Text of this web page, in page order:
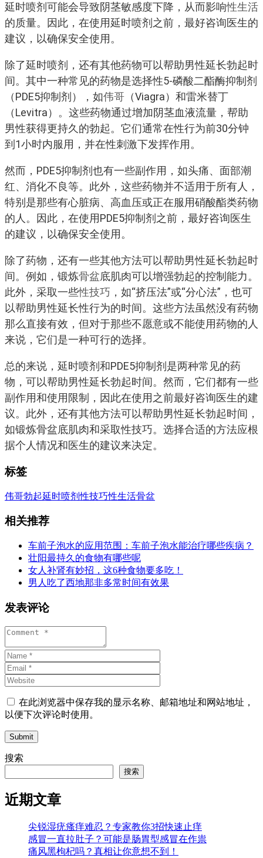
延时喷剂可能会导致阴茎敏感度下降，从而影响性生活
的质量。因此，在使用延时喷剂之前，最好咨询医生的
建议，以确保安全使用。
除了延时喷剂，还有其他药物可以帮助男性延长勃起时
间。其中一种常见的药物是选择性5-磷酸二酯酶抑制剂
（PDE5抑制剂），如伟哥 （Viagra）和雷米替丁
（Levitra）。这些药物通过增加阴茎血液流量，帮助
男性获得更持久的勃起。它们通常在性行为前30分钟
到1小时内服用，并在性刺激下发挥作用。
然而，PDE5抑制剂也有一些副作用，如头痛、面部潮
红、消化不良等。此外，这些药物并不适用于所有人，
特别是那些有心脏病、高血压或正在服用硝酸酯类药物
的人。因此，在使用PDE5抑制剂之前，最好咨询医生
的建议，以确保安全使用。
除了药物，还有一些其他方法可以帮助男性延长勃起时
间。例如，锻炼骨盆底肌肉可以增强勃起的控制能力。
此外，采取一些性技巧 ，如“挤压法”或“分心法”，也可
以帮助男性延长性行为的时间。这些方法虽然没有药物
那么直接有效，但对于那些不愿意或不能使用药物的人
来说，它们是一种可行的选择。
总的来说，延时喷剂和PDE5抑制剂是两种常见的药
物，可以帮助男性延长勃起时间。然而，它们都有一些
副作用和使用限制，因此在使用之前最好咨询医生的建
议。此外，还有其他方法可以帮助男性延长勃起时间，
如锻炼骨盆底肌肉和采取性技巧。选择合适的方法应根
据个人情况和医生的建议来决定。
标签
伟哥勃起延时喷剂性技巧性生活骨盆
相关推荐
车前子泡水的应用范围：车前子泡水能治疗哪些疾病？
壮阳最持久的食物有哪些呢
女人补肾有妙招，这6种食物要多吃！
男人吃了西地那非多常时间有效果
发表评论
在此浏览器中保存我的显示名称、邮箱地址和网站地址，
以便下次评论时使用。
Submit
搜索
搜索
近期文章
尖锐湿疣瘙痒难忍？专家教你3招快速止痒
感冒一直拉肚子？可能是肠胃型感冒在作祟
痛风黑枸杞吗？真相让你意想不到！